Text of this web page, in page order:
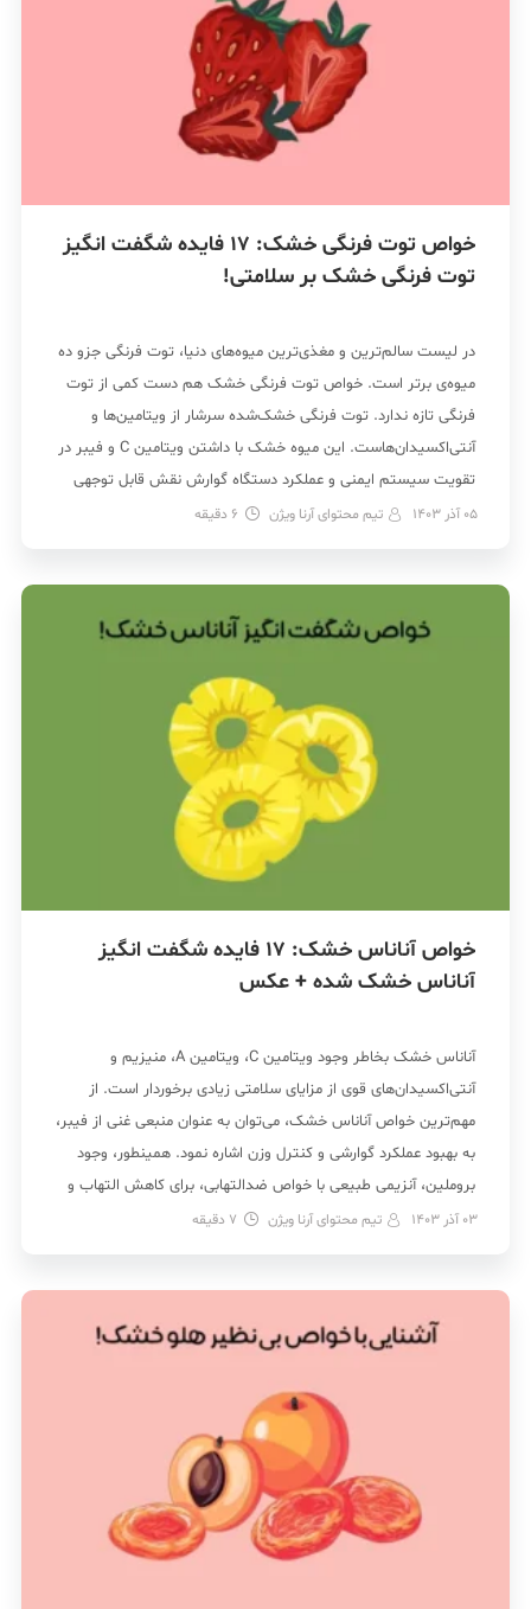
خواص توت فرنگی خشک: 17 فایده شگفت انگیز
توت فرنگی خشک بر سلامتی!
در لیست سالم‌ترین و مغذی‌ترین میوه‌های دنیا، توت فرنگی جزو ده
میوه‌ی برتر است. خواص توت فرنگی خشک هم دست کمی از توت
فرنگی تازه ندارد. توت فرنگی خشک‌شده سرشار از ویتامین‌ها و
آنتی‌اکسیدان‌هاست. این میوه خشک با داشتن ویتامین C و فیبر در
تقویت سیستم ایمنی و عملکرد دستگاه گوارش نقش قابل توجهی
دارد. […]
05 آذر 1403 تیم محتوای آرنا ویژن 6 دقیقه
خواص آناناس خشک: 17 فایده شگفت انگیز
آناناس خشک شده + عکس
آناناس خشک بخاطر وجود ویتامین C، ویتامین A، منیزیم و
آنتی‌اکسیدان‌های قوی از مزایای سلامتی زیادی برخوردار است. از
مهم‌ترین خواص آناناس خشک، می‌توان به عنوان منبعی غنی از فیبر،
به بهبود عملکرد گوارشی و کنترل وزن اشاره نمود. همینطور، وجود
بروملین، آنزیمی طبیعی با خواص ضدالتهابی، برای کاهش التهاب و
درد مفاصل از دیگر فواید […]
03 آذر 1403 تیم محتوای آرنا ویژن 7 دقیقه